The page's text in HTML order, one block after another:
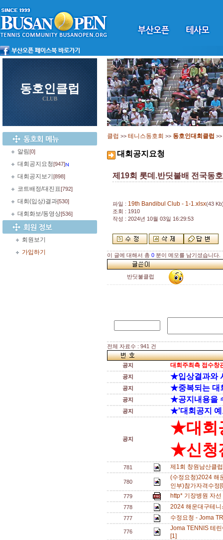
동호인클럽
CLUB
알림[0]
대회공지요청[947]
대회공지보기 [898]
코트배정/대진표[792]
대회(입상)결과[530]
대회화보/동영상[536]
회원보기
가입하기
클럽 >> 테니스동호회 >> 동호인대회클럽 >>
대회공지요청
제19회 롯데.반딧불배 전국동
파일 : 19th Bandibul Club - 1-1.xlsx(43
조회 : 1910
작성 : 2024년 10월 03일 16:29:53
이 글에 대해서 총 0 분이 메모를 남기셨습니다.
반딧불클럽
전체 자료수 : 941 건
공지 대회주최측 접수창
공지 ★입상결과와
공지 ★중복되는 대
공지 ★공지내용을
공지 ★'대회공지 예
공지
★대회
★신청
781 제1회 창원남산클
780
(수정요청)2024 해
인부)참가자격수
779 http* 기장병원 자
778 2024 해운대구테
777 수정요청 - Joma
776
Joma TENNIS 테
[1]